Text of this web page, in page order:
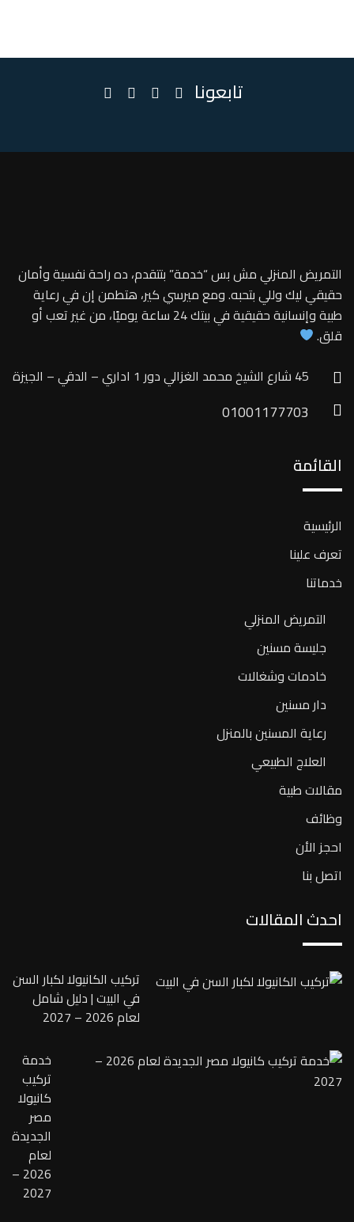
تابعونا
التمريض المنزلي مش بس “خدمة” بتتقدم، ده راحة نفسية وأمان
حقيقي ليك وللي بتحبه. ومع ميرسي كير، هتطمن إن في رعاية
طبية وإنسانية حقيقية في بيتك 24 ساعة يوميًا، من غير تعب أو
قلق.
45 شارع الشيخ محمد الغزالي دور 1 اداري – الدقي – الجيزة
01001177703
القائمة
الرئيسية
تعرف علينا
خدماتنا
التمريض المنزلي
جليسة مسنين
خادمات وشغالات
دار مسنين
رعاية المسنين بالمنزل
العلاج الطبيعي
مقالات طبية
وظائف
احجز الأن
اتصل بنا
احدث المقالات
تركيب الكانيولا لكبار السن
في البيت | دليل شامل
لعام 2026 – 2027
خدمة
تركيب
كانيولا
مصر
الجديدة
لعام
2026 –
2027